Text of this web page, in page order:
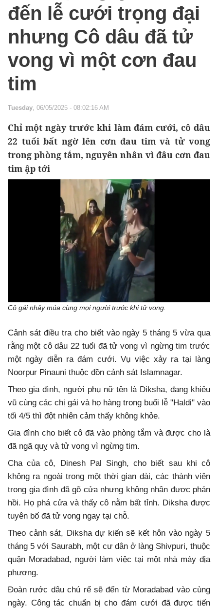
đến lễ cưới trọng đại
nhưng Cô dâu đã tử
vong vì một cơn đau
tim
Tuesday, 06/05/2025 - 08:02:16 AM
Chỉ một ngày trước khi làm đám cưới, cô dâu
22 tuổi bất ngờ lên cơn đau tim và tử vong
trong phòng tắm, nguyên nhân vì đâu cơn đau
tim ập tới
Cô gái nhảy múa cùng mọi người trước khi tử vong.
Cảnh sát điều tra cho biết vào ngày 5 tháng 5 vừa qua
rằng một cô dâu 22 tuổi đã tử vong vì ngừng tim trước
một ngày diễn ra đám cưới. Vụ việc xảy ra tại làng
Noorpur Pinauni thuộc đồn cảnh sát Islamnagar.
Theo gia đình, người phụ nữ tên là Diksha, đang khiêu
vũ cùng các chị gái và họ hàng trong buổi lễ "Haldi" vào
tối 4/5 thì đột nhiên cảm thấy không khỏe.
Gia đình cho biết cô đã vào phòng tắm và được cho là
đã ngã quỵ và tử vong vì ngừng tim.
Cha của cô, Dinesh Pal Singh, cho biết sau khi cô
không ra ngoài trong một thời gian dài, các thành viên
trong gia đình đã gõ cửa nhưng không nhận được phản
hồi. Họ phá cửa và thấy cô nằm bất tỉnh. Diksha được
tuyên bố đã tử vong ngay tại chỗ.
Theo cảnh sát, Diksha dự kiến sẽ kết hôn vào ngày 5
tháng 5 với Saurabh, một cư dân ở làng Shivpuri, thuộc
quận Moradabad, người làm việc tại một nhà máy địa
phương.
Đoàn rước dâu chú rể sẽ đến từ Moradabad vào cùng
ngày. Công tác chuẩn bị cho đám cưới đã được tiến